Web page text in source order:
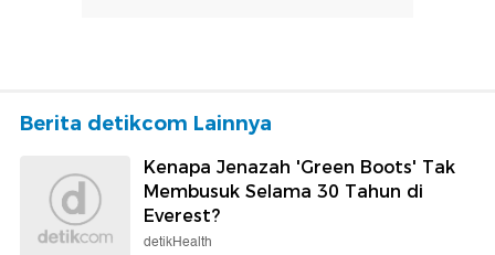
Berita detikcom Lainnya
Kenapa Jenazah 'Green Boots' Tak
Membusuk Selama 30 Tahun di
Everest?
detikHealth